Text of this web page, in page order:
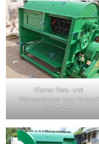
Kleiner Reis- und
Weizensäumer zum Verkauf
von Taizy